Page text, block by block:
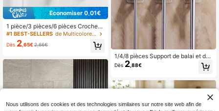
Économiser 0,01€
1 pièce/3 pièces/6 pièces Crochets
muraux de salle de bain sans perça
ge, rangement adhésif pour brosse
à dents, rasoir, prise électrique, serv
de bain pour la maison et le dortoir
#1 BEST-SELLERS de Multicolore Ensembles d'accessoires de salle de
Dès 2,65€ 2,66€
1/4/8 pièces Support de balai et de
vadrouille, crochet mural de salle d
e bain, support de vadrouille solide,
ateur de vadrouille, support de bala
i, pince à balai, étagère de rangeme
nt murale pour vadrouille et balai, or
ganisateur d'outils multifonctions, é
Dès 2,88€
Nous utilisons des cookies et des technologies similaires sur notre site web afin de